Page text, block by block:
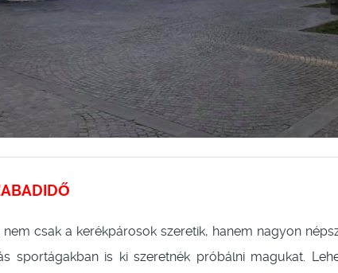
csak a kerékpárosok szeretik, hanem nagyon
sportágakban is ki szeretnék próbálni magukat.